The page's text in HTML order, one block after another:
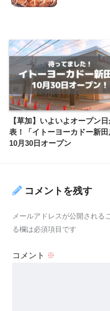
【草加】いよいよオープン
表！「イトーヨーカドー新
10月30日オープン
コメントを残す
メールアドレスが公開される
る欄は必須項目です
コメント ※